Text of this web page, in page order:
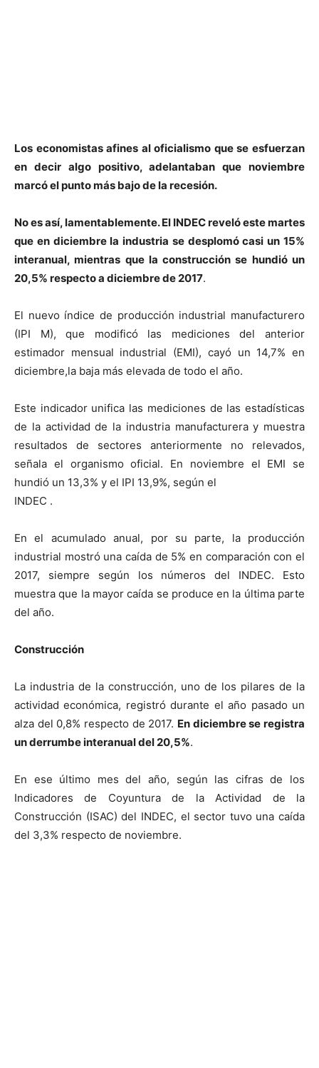
Los economistas afines al oficialismo que se esfuerzan
en decir algo positivo, adelantaban que noviembre
marcó el punto más bajo de la recesión.
No es así, lamentablemente. El INDEC reveló este martes
que en diciembre la industria se desplomó casi un 15%
interanual, mientras que la construcción se hundió un
20,5% respecto a diciembre de 2017.
El nuevo índice de producción industrial manufacturero
(IPI M), que modificó las mediciones del anterior
estimador mensual industrial (EMI), cayó un 14,7% en
diciembre,la baja más elevada de todo el año.
Este indicador unifica las mediciones de las estadísticas
de la actividad de la industria manufacturera y muestra
resultados de sectores anteriormente no relevados,
señala el organismo oficial. En noviembre el EMI se
hundió un 13,3% y el IPI 13,9%, según el
INDEC .
En el acumulado anual, por su parte, la producción
industrial mostró una caída de 5% en comparación con el
2017, siempre según los números del INDEC. Esto
muestra que la mayor caída se produce en la última parte
del año.
Construcción
La industria de la construcción, uno de los pilares de la
actividad económica, registró durante el año pasado un
alza del 0,8% respecto de 2017. En diciembre se registra
un derrumbe interanual del 20,5%.
En ese último mes del año, según las cifras de los
Indicadores de Coyuntura de la Actividad de la
Construcción (ISAC) del INDEC, el sector tuvo una caída
del 3,3% respecto de noviembre.